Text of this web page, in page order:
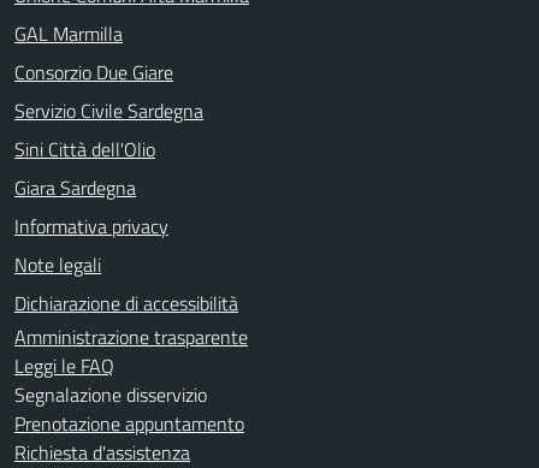
GAL Marmilla
Consorzio Due Giare
Servizio Civile Sardegna
Sini Città dell'Olio
Giara Sardegna
Informativa privacy
Note legali
Dichiarazione di accessibilità
Amministrazione trasparente
Leggi le FAQ
Segnalazione disservizio
Prenotazione appuntamento
Richiesta d'assistenza